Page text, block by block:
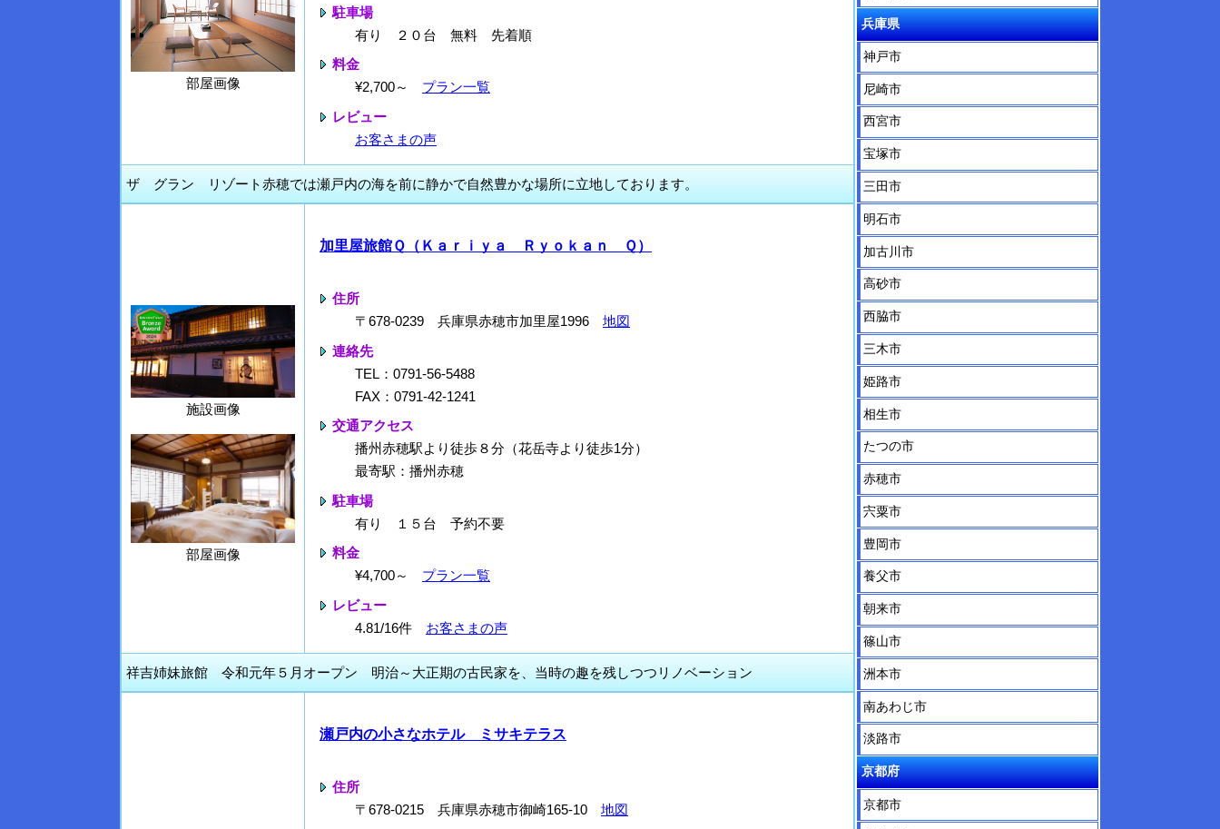
部屋画像
駐車場
有り ２０台 無料 先着順
料金
¥2,700～ プラン一覧
レビュー
お客さまの声
ザ グラン リゾート赤穂では瀬戸内の海を前に静かで自然豊かな場所に立地しております。
施設画像
部屋画像
加里屋旅館Ｑ（Ｋａｒｉｙａ Ｒｙｏｋａｎ Ｑ）
住所
〒678-0239 兵庫県赤穂市加里屋1996 地図
連絡先
TEL：0791-56-5488
FAX：0791-42-1241
交通アクセス
播州赤穂駅より徒歩８分（花岳寺より徒歩1分）
最寄駅：播州赤穂
駐車場
有り １５台 予約不要
料金
¥4,700～ プラン一覧
レビュー
4.81/16件 お客さまの声
祥吉姉妹旅館 令和元年５月オープン 明治～大正期の古民家を、当時の趣を残しつつリノベーション
瀬戸内の小さなホテル ミサキテラス
住所
〒678-0215 兵庫県赤穂市御崎165-10 地図
兵庫県
神戸市
尼崎市
西宮市
宝塚市
三田市
明石市
加古川市
高砂市
西脇市
三木市
姫路市
相生市
たつの市
赤穂市
宍粟市
豊岡市
養父市
朝来市
篠山市
洲本市
南あわじ市
淡路市
京都府
京都市